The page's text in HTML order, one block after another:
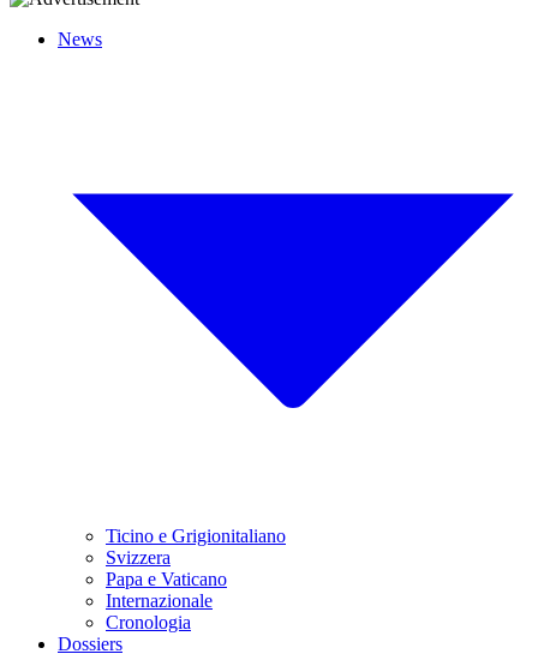
News
Ticino e Grigionitaliano
Svizzera
Papa e Vaticano
Internazionale
Cronologia
Dossiers